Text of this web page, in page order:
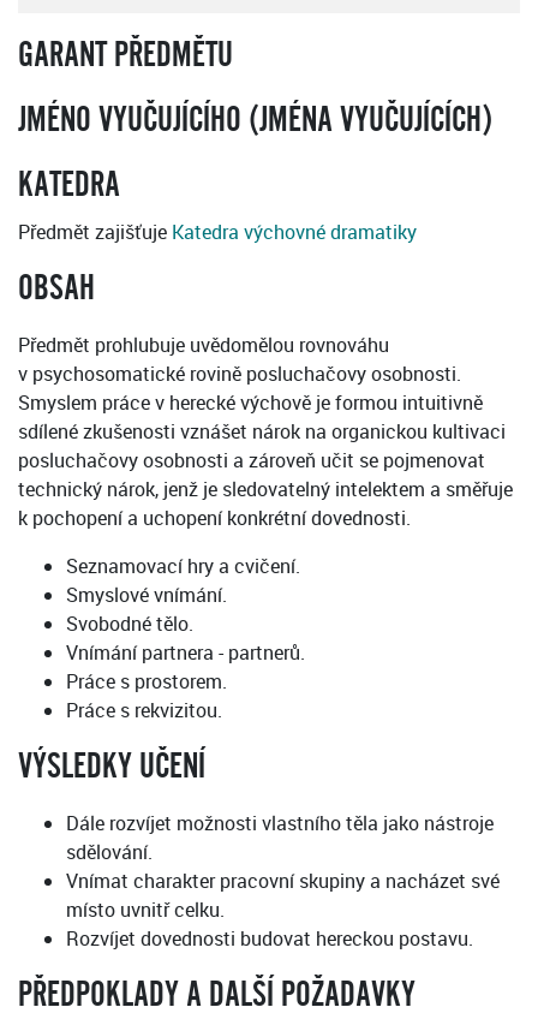
GARANT PŘEDMĚTU
JMÉNO VYUČUJÍCÍHO (JMÉNA VYUČUJÍCÍCH)
KATEDRA
Předmět zajišťuje Katedra výchovné dramatiky
OBSAH
Předmět prohlubuje uvědomělou rovnováhu
v psychosomatické rovině posluchačovy osobnosti.
Smyslem práce v herecké výchově je formou intuitivně
sdílené zkušenosti vznášet nárok na organickou kultivaci
posluchačovy osobnosti a zároveň učit se pojmenovat
technický nárok, jenž je sledovatelný intelektem a směřuje
k pochopení a uchopení konkrétní dovednosti.
Seznamovací hry a cvičení.
Smyslové vnímání.
Svobodné tělo.
Vnímání partnera - partnerů.
Práce s prostorem.
Práce s rekvizitou.
VÝSLEDKY UČENÍ
Dále rozvíjet možnosti vlastního těla jako nástroje
sdělování.
Vnímat charakter pracovní skupiny a nacházet své
místo uvnitř celku.
Rozvíjet dovednosti budovat hereckou postavu.
PŘEDPOKLADY A DALŠÍ POŽADAVKY